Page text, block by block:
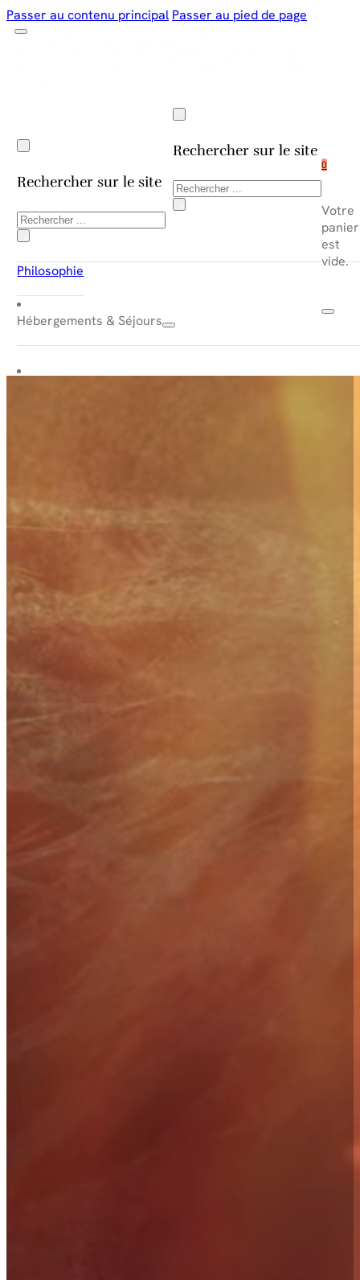
Passer au contenu principal Passer au pied de page
Rechercher sur le site
Rechercher
×
0
Votre
panier
est
vide.
Rechercher sur le site
Rechercher
×
Philosophie
Hébergements & Séjours